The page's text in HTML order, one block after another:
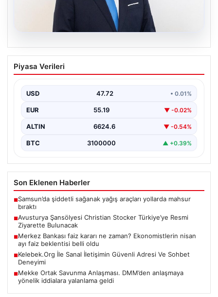
09.08.2026
Avusturya Şansölyesi Christian
Stocker Türkiye’ye Resmi Ziyarette
Türkiye ile Avusturya arasındaki diplomatik ilişkiler hız
görüşmelerin…
Piyasa Verileri
USD 47.72 • 0.01%
EUR 55.19 ▼ -0.02%
ALTIN 6624.6 ▼ -0.54%
BTC 3100000 ▲ +0.39%
Son Eklenen Haberler
■Samsun’da şiddetli sağanak yağış araçları yollarda mahsur
bıraktı
■Avusturya Şansölyesi Christian Stocker Türkiye’ye Resmi
Ziyarette Bulunacak
■Merkez Bankası faiz kararı ne zaman? Ekonomistlerin nisan
ayı faiz beklentisi belli oldu
■Kelebek.Org İle Sanal İletişimin Güvenli Adresi Ve Sohbet
Deneyimi
■Mekke Ortak Savunma Anlaşması. DMM’den anlaşmaya
yönelik iddialara yalanlama geldi